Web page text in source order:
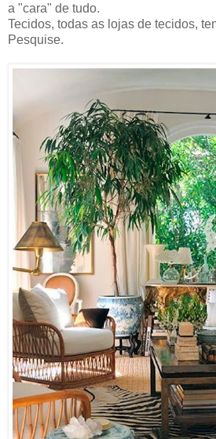
a "cara" de tudo.
Tecidos, todas as lojas de tecidos,
Pesquise.